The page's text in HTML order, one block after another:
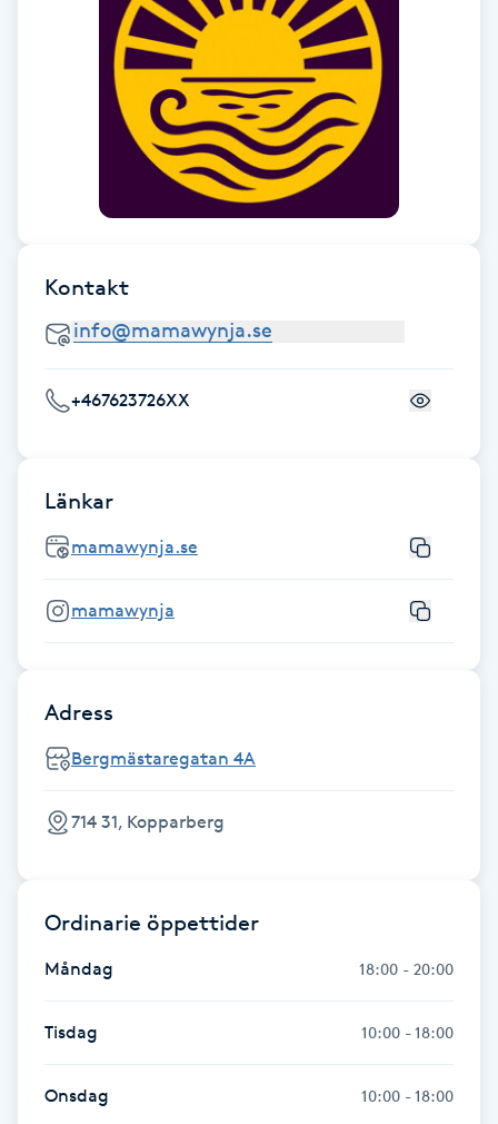
Face framing
Faceliftmassage
Fet hårbotten
Fibromassage
Fillers
Fotmassage
Fotvård
Fransar
Fransborttagning
Fransfärgning
Fransförlängning
Fransförlängning Volym
Kontakt
+467623726XX
Länkar
mamawynja.se
mamawynja
Adress
Bergmästaregatan 4A
714 31, Kopparberg
Ordinarie öppettider
Måndag 18:00 - 20:00
Tisdag 10:00 - 18:00
Onsdag 10:00 - 18:00